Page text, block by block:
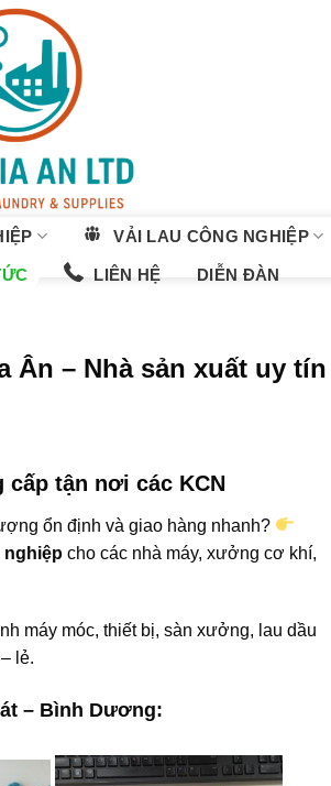
VẢI LAU CÔNG NGHIỆP
LIÊN HỆ DIỄN ĐÀN
Ân – Nhà sản xuất uy tín
cấp tận nơi các KCN
ổn định và giao hàng nhanh?
nghiệp cho các nhà máy, xưởng cơ khí,
máy móc, thiết bị, sàn xưởng, lau dầu
lẻ.
– Bình Dương: